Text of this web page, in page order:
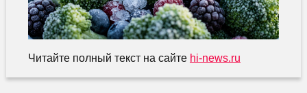
Читайте полный текст на сайте hi-news.ru